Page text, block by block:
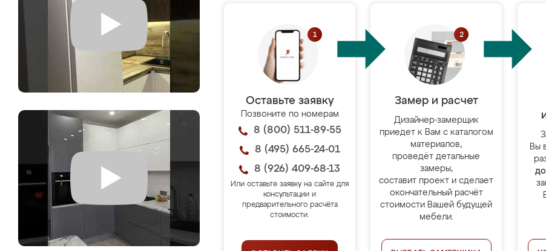
Оставьте заявку
Позвоните по номерам
8 (800) 511-89-55
8 (495) 665-24-01
8 (926) 409-68-13
Или оставьте заявку на сайте для
консультации и
предварительного расчёта
стоимости.
Замер и расчет
Дизайнер-замерщик
приедет к Вам с каталогом
материалов,
проведёт детальные
замеры,
составит проект и сделает
окончательный расчёт
стоимости Вашей будущей
мебели.
Вы